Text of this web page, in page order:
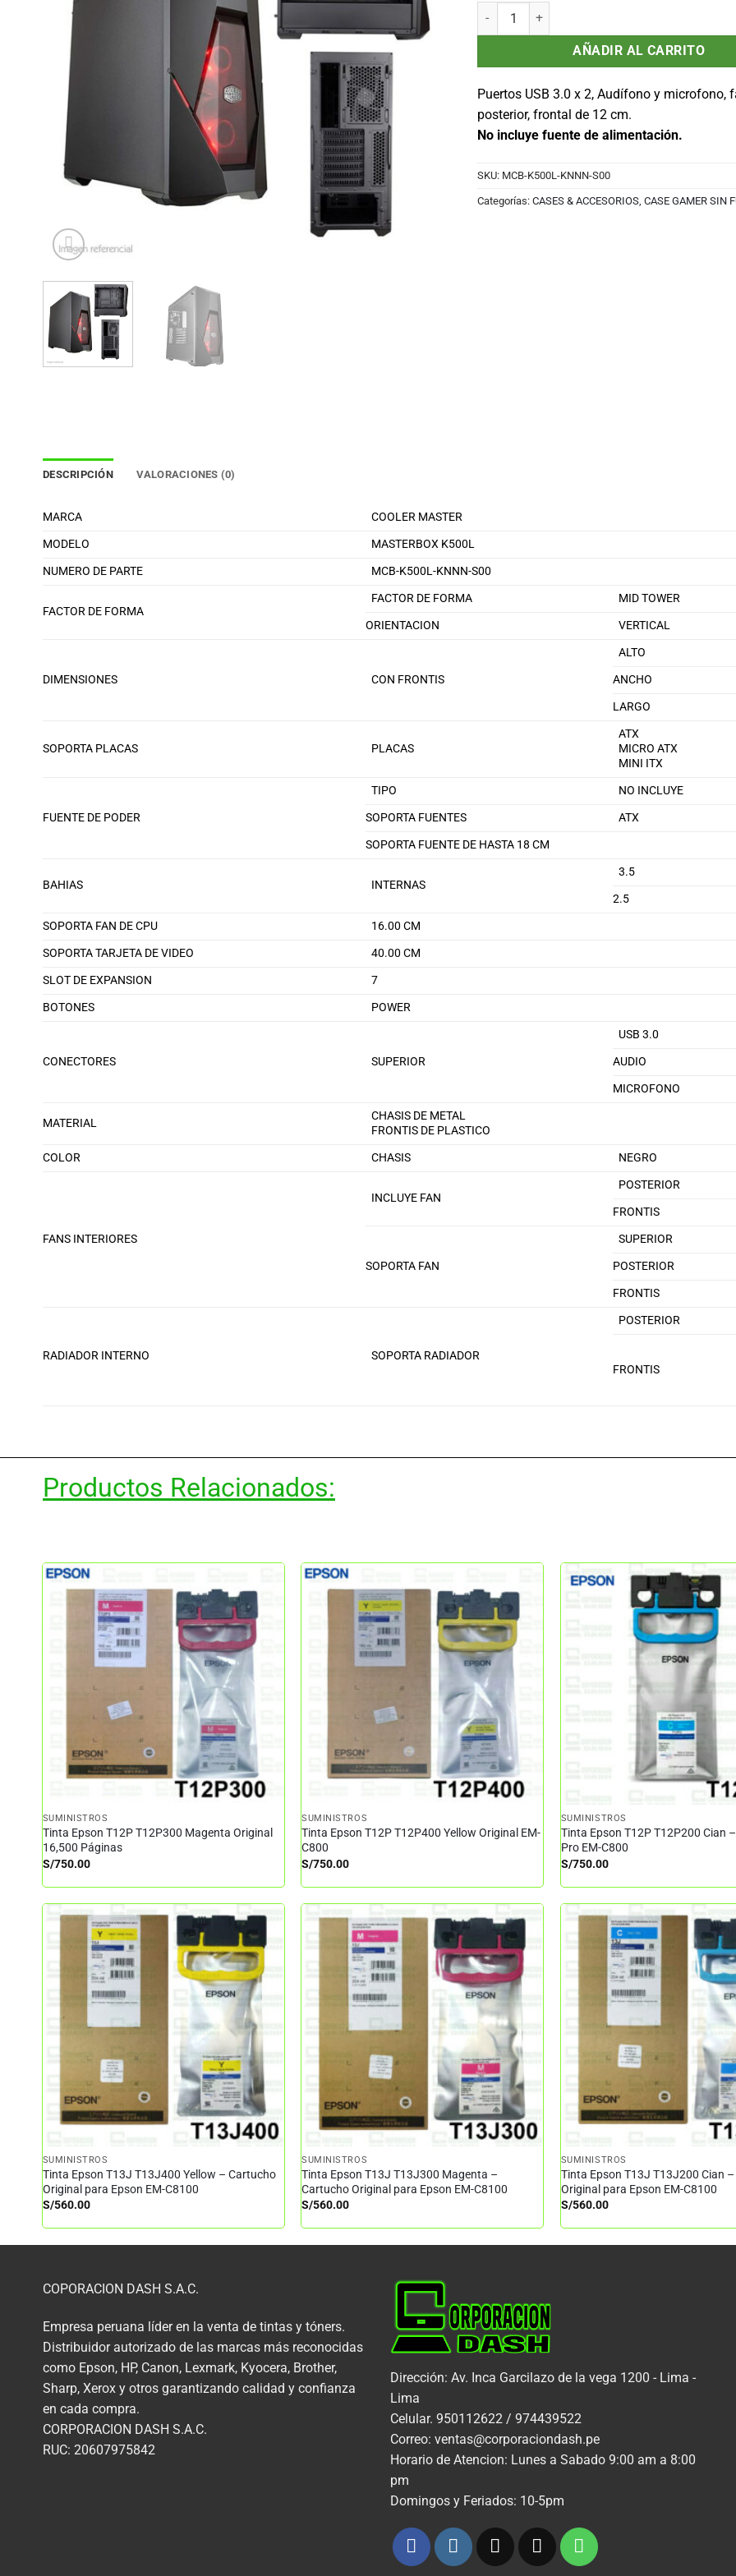
Case Cool Master MasterBox K500L Mid Tower,
AÑADIR AL CARRITO
Puertos USB 3.0 x 2, Audífono y microfono,
posterior, frontal de 12 cm.
No incluye fuente de alimentación.
SKU: MCB-K500L-KNNN-S00
Categorías:CASES & ACCESORIOS,CASE GAMER SIN
DESCRIPCIÓN VALORACIONES (0)
MARCA
COOLER MASTER
MODELO
MASTERBOX K500L
NUMERO DE PARTE
MCB-K500L-KNNN-S00
FACTOR DE FORMA
FACTOR DE FORMA
MID TOWER
ORIENTACION
VERTICAL
DIMENSIONES CON FRONTIS
ALTO
ANCHO
LARGO
SOPORTA PLACAS PLACAS
ATX
MICRO ATX
MINI ITX
FUENTE DE PODER
TIPO
NO INCLUYE
SOPORTA FUENTES
ATX
SOPORTA FUENTE DE HASTA 18 CM
BAHIAS INTERNAS
3.5
2.5
SOPORTA FAN DE CPU
16.00 CM
SOPORTA TARJETA DE VIDEO
40.00 CM
SLOT DE EXPANSION
7
BOTONES
POWER
CONECTORES SUPERIOR
USB 3.0
AUDIO
MICROFONO
MATERIAL
CHASIS DE METAL
FRONTIS DE PLASTICO
COLOR
CHASIS NEGRO
FANS INTERIORES
INCLUYE FAN
POSTERIOR
FRONTIS
SOPORTA FAN
SUPERIOR
POSTERIOR
FRONTIS
RADIADOR INTERNO SOPORTA RADIADOR
POSTERIOR
FRONTIS
Productos Relacionados:
SUMINISTROS
Tinta Epson T12P T12P300 Magenta Original
16,500 Páginas
S/750.00
SUMINISTROS
Tinta Epson T12P T12P400 Yellow Original EM-
C800
S/750.00
SUMINISTROS
Tinta Epson T12P T12P200 Cian
Pro EM-C800
S/750.00
SUMINISTROS
Tinta Epson T13J T13J400 Yellow – Cartucho
Original para Epson EM-C8100
S/560.00
SUMINISTROS
Tinta Epson T13J T13J300 Magenta –
Cartucho Original para Epson EM-C8100
S/560.00
SUMINISTROS
Tinta Epson T13J T13J200 Cian
Original para Epson EM-C8100
S/560.00
COPORACION DASH S.A.C.
Empresa peruana líder en la venta de tintas y tóners.
Distribuidor autorizado de las marcas más reconocidas
como Epson, HP, Canon, Lexmark, Kyocera, Brother,
Sharp, Xerox y otros garantizando calidad y confianza
en cada compra.
CORPORACION DASH S.A.C.
RUC: 20607975842
Dirección: Av. Inca Garcilazo de la vega 1200 - Lima -
Lima
Celular. 950112622 / 974439522
Correo: ventas@corporaciondash.pe
Horario de Atencion: Lunes a Sabado 9:00 am a 8:00
pm
Domingos y Feriados: 10-5pm